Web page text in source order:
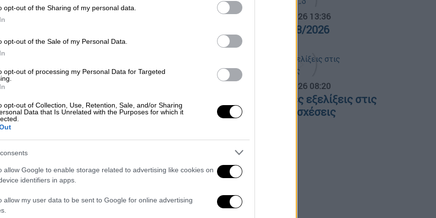
opt-out of the Sharing of my personal data.
opt-out of the Sale of my Personal Data.
opt-out of processing my Personal Data for Targeted
opt-out of Collection, Use, Retention, Sale, and/or Sharing
Data that Is Unrelated with the Purposes for which it
allow Google to enable storage related to advertising like cookies on
identifiers in apps.
allow my user data to be sent to Google for online advertising
Κορυδαλλού: Εντοπίστηκε πιστόλι
Ελλάδα|14.03.2026 17:08
Κορυδαλλού: Δύο κρατούμενοι
Ώρα Ελλάδος... 05.08.2026 13:36
Ώρα Ελλάδος 05/08/2026
06.08.2026 08:20
Όλες οι τελευταίες εξελίξεις στις
ελληνοτουρκικές σχέσεις